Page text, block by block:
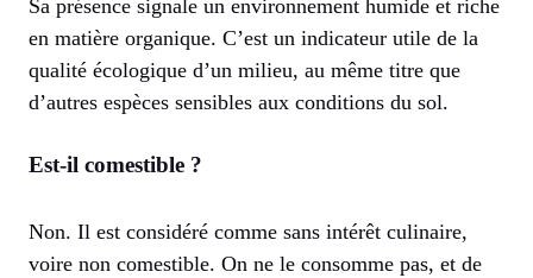
Sa présence signale un environnement humide et riche
en matière organique. C’est un indicateur utile de la
qualité écologique d’un milieu, au même titre que
d’autres espèces sensibles aux conditions du sol.
Est-il comestible ?
Non. Il est considéré comme sans intérêt culinaire,
voire non comestible. On ne le consomme pas, et de